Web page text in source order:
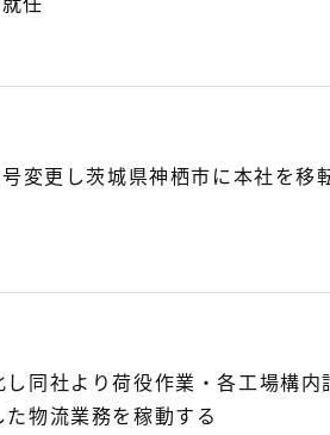
変更し茨城県神栖市に本社を移
同社より荷役作業・各工場構
物流業務を稼動する